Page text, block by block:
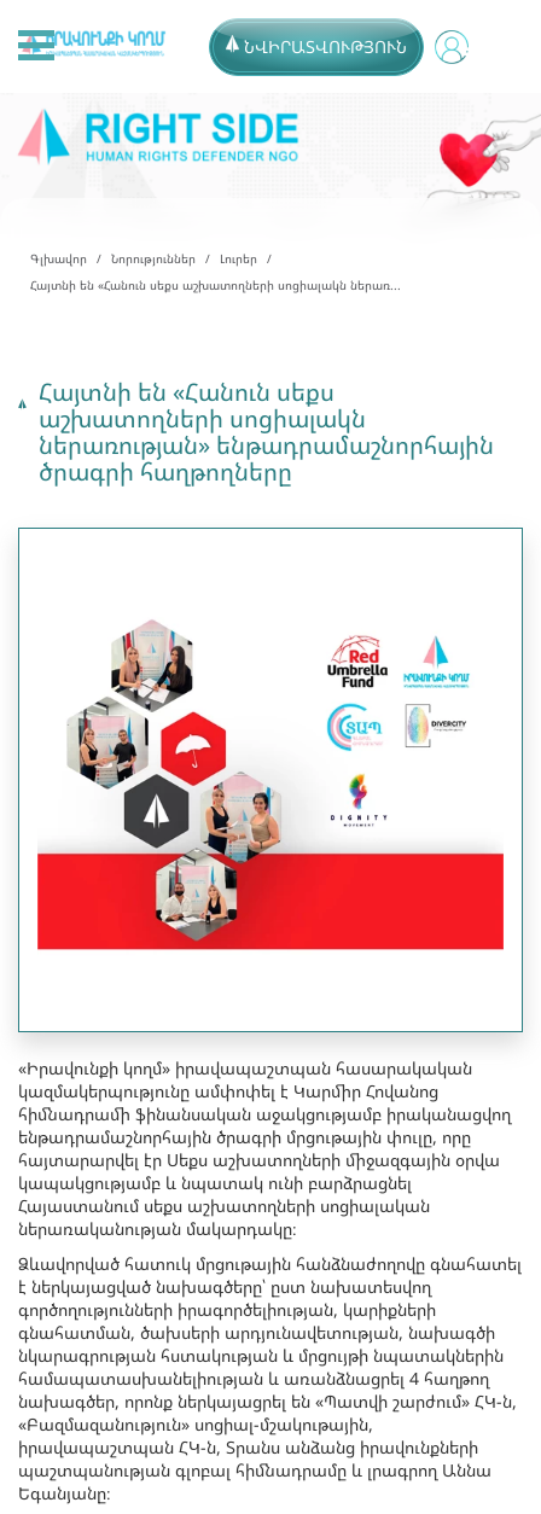
ՆՎԻՐԱՏՎՈՒԹՅՈՒՆ
Գլխավոր Նորություններ
Լուրեր
Հայտնի են «Հանուն սեքս աշխատողների սոցիալակն ներառ...
Հայտնի են «Հանուն սեքս
աշխատողների սոցիալակն
ներառության» ենթադրամաշնորհային
ծրագրի հաղթողները
«Իրավունքի կողմ» իրավապաշտպան հասարակական
կազմակերպությունը ամփոփել է Կարմիր Հովանոց
հիմնադրամի ֆինանսական աջակցությամբ իրականացվող
ենթադրամաշնորհային ծրագրի մրցութային փուլը, որը
հայտարարվել էր Սեքս աշխատողների միջազգային օրվա
կապակցությամբ և նպատակ ունի բարձրացնել
Հայաստանում սեքս աշխատողների սոցիալական
ներառականության մակարդակը։
Ձևավորված հատուկ մրցութային հանձնաժողովը գնահատել
է ներկայացված նախագծերը՝ ըստ նախատեսվող
գործողությունների իրագործելիության, կարիքների
գնահատման, ծախսերի արդյունավետության, նախագծի
նկարագրության հստակության և մրցույթի նպատակներին
համապատասխանելիության և առանձնացրել 4 հաղթող
նախագծեր, որոնք ներկայացրել են «Պատվի շարժում» ՀԿ-ն,
«Բազմազանություն» սոցիալ-մշակութային,
իրավապաշտպան ՀԿ-ն, Տրանս անձանց իրավունքների
պաշտպանության գլոբալ հիմնադրամը և լրագրող Աննա
Եգանյանը։